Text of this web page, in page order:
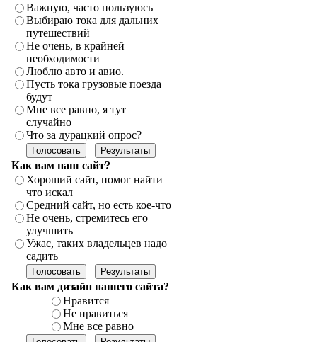
Важную, часто пользуюсь
Выбираю тока для дальних
путешествий
Не очень, в крайней
необходимости
Люблю авто и авио.
Пусть тока грузовые поезда
будут
Мне все равно, я тут
случайно
Что за дурацкий опрос?
Как вам наш сайт?
Хороший сайт, помог найти
что искал
Средний сайт, но есть кое-что
Не очень, стремитесь его
улучшить
Ужас, таких владельцев надо
садить
Как вам дизайн нашего сайта?
Нравится
Не нравиться
Мне все равно